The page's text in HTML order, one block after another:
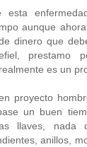
esta
aunque
dinero que
prestamo
es un
proyecto
un buen
llaves, nada
anillos,